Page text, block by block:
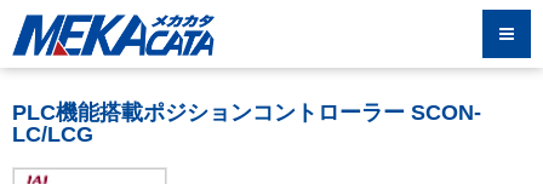
PLC機能搭載ポジションコントローラー SCON-
LC/LCG